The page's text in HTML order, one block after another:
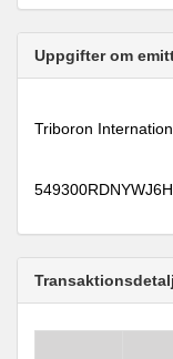
Uppgifter om
Triboron